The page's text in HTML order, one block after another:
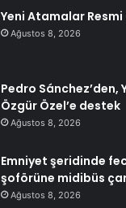
Yeni Atamalar Resmi
Ağustos 8, 2026
Pedro Sánchez’den,
Özgür Özel’e destek
Ağustos 8, 2026
Emniyet şeridinde
şoförüne midibüs
Ağustos 8, 2026